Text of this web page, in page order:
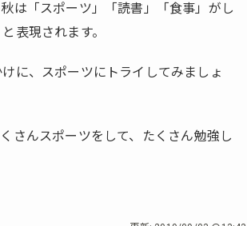
は「スポーツ」「読書」「食事」がし
表現されます。
に、スポーツにトライしてみましょ
さんスポーツをして、たくさん勉強し